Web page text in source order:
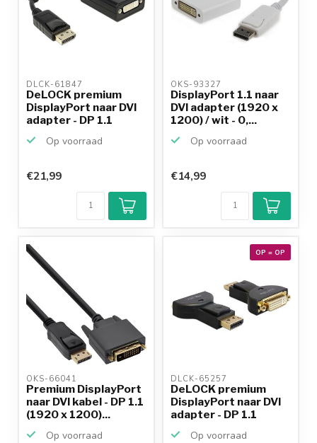
DLCK-61847
DeLOCK premium
DisplayPort naar DVI
adapter - DP 1.1
Op voorraad
€21,99
OKS-93327
DisplayPort 1.1 naar
DVI adapter (1920 x
1200) / wit - 0,...
Op voorraad
€14,99
OKS-66041
Premium DisplayPort
naar DVI kabel - DP 1.1
(1920 x 1200)...
Op voorraad
OP = OP
DLCK-65257
DeLOCK premium
DisplayPort naar DVI
adapter - DP 1.1
Op voorraad